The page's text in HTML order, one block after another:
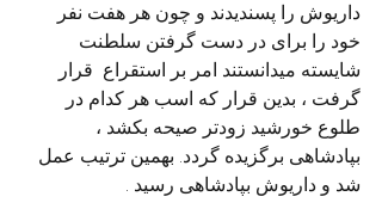
داریوش را پسندیدند و چون هر هفت نفر
خود را برای در دست گرفتن سلطنت
شایسته میدانستند امر بر استقراع  قرار
گرفت ، بدین قرار که اسب هر کدام در
طلوع خورشید زودتر صیحه بکشد ،
بپادشاهی برگزیده گردد. بهمین ترتیب عمل
شد و داریوش بپادشاهی رسید .